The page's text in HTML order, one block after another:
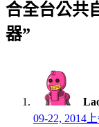
合全台公共
器”
09-22, 2014